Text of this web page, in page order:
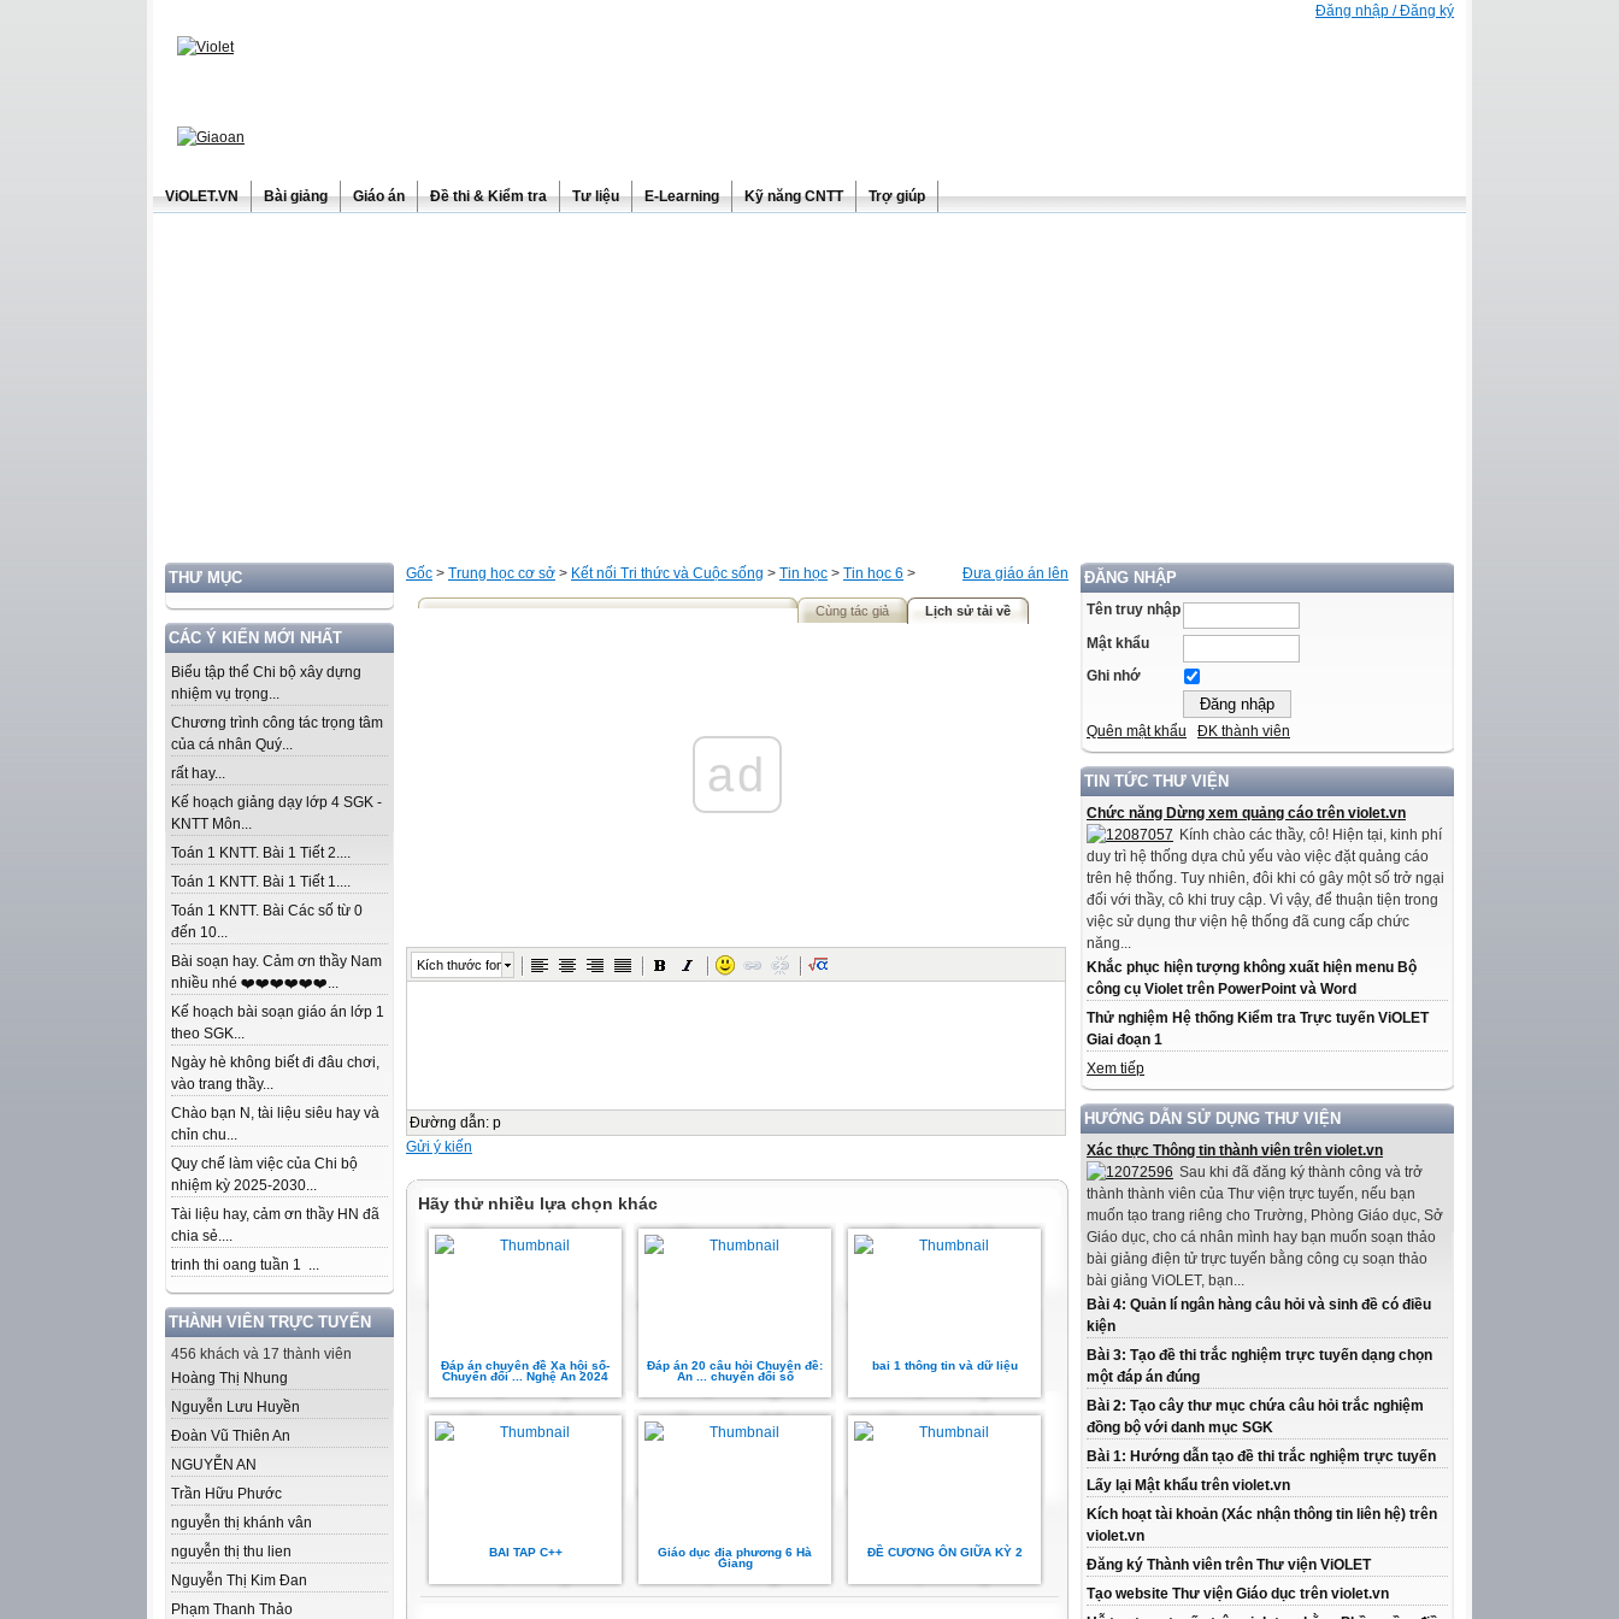
Đăng nhập / Đăng ký
ViOLET.VN Bài giảng Giáo án Đề thi & Kiểm tra Tư liệu E-Learning Kỹ năng CNTT Trợ giúp
THƯ MỤC
CÁC Ý KIẾN MỚI NHẤT
Biểu tập thể Chi bộ xây dựng
nhiệm vụ trọng...
Chương trình công tác trọng tâm
của cá nhân Quý...
rất hay...
Kế hoạch giảng dạy lớp 4 SGK -
KNTT Môn...
Toán 1 KNTT. Bài 1 Tiết 2....
Toán 1 KNTT. Bài 1 Tiết 1....
Toán 1 KNTT. Bài Các số từ 0
đến 10...
Bài soạn hay. Cảm ơn thầy Nam
nhiều nhé ❤️❤️❤️❤️❤️❤️...
Kế hoạch bài soạn giáo án lớp 1
theo SGK...
Ngày hè không biết đi đâu chơi,
vào trang thầy...
Chào bạn N, tài liệu siêu hay và
chỉn chu...
Quy chế làm việc của Chi bộ
nhiệm kỳ 2025-2030...
Tài liệu hay, cảm ơn thầy HN đã
chia sẻ....
trinh thi oang tuần 1 ...
THÀNH VIÊN TRỰC TUYẾN
456 khách và 17 thành viên
Hoàng Thị Nhung
Nguyễn Lưu Huyền
Đoàn Vũ Thiên An
NGUYỄN AN
Trần Hữu Phước
nguyễn thị khánh vân
nguyễn thị thu lien
Nguyễn Thị Kim Đan
Phạm Thanh Thảo
ĐĂNG NHẬP
Tên truy nhập
Mật khẩu
Ghi nhớ
Quên mật khẩu ĐK thành viên
TIN TỨC THƯ VIỆN
Chức năng Dừng xem quảng cáo trên violet.vn
Kính chào các thầy, cô! Hiện tại, kinh phí
duy trì hệ thống dựa chủ yếu vào việc đặt quảng cáo
trên hệ thống. Tuy nhiên, đôi khi có gây một số trở ngại
đối với thầy, cô khi truy cập. Vì vậy, để thuận tiện trong
việc sử dụng thư viện hệ thống đã cung cấp chức
năng...
Khắc phục hiện tượng không xuất hiện menu Bộ
công cụ Violet trên PowerPoint và Word
Thử nghiệm Hệ thống Kiểm tra Trực tuyến ViOLET
Giai đoạn 1
Xem tiếp
HƯỚNG DẪN SỬ DỤNG THƯ VIỆN
Xác thực Thông tin thành viên trên violet.vn
Sau khi đã đăng ký thành công và trở
thành thành viên của Thư viện trực tuyến, nếu bạn
muốn tạo trang riêng cho Trường, Phòng Giáo dục, Sở
Giáo dục, cho cá nhân mình hay bạn muốn soạn thảo
bài giảng điện tử trực tuyến bằng công cụ soạn thảo
bài giảng ViOLET, bạn...
Bài 4: Quản lí ngân hàng câu hỏi và sinh đề có điều
kiện
Bài 3: Tạo đề thi trắc nghiệm trực tuyến dạng chọn
một đáp án đúng
Bài 2: Tạo cây thư mục chứa câu hỏi trắc nghiệm
đồng bộ với danh mục SGK
Bài 1: Hướng dẫn tạo đề thi trắc nghiệm trực tuyến
Lấy lại Mật khẩu trên violet.vn
Kích hoạt tài khoản (Xác nhận thông tin liên hệ) trên
violet.vn
Đăng ký Thành viên trên Thư viện ViOLET
Tạo website Thư viện Giáo dục trên violet.vn
Đưa giáo án lên
Gốc > Trung học cơ sở > Kết nối Tri thức và Cuộc sống > Tin học > Tin học 6 >
Cùng tác giả Lịch sử tải về
ad
Kích thước font
Đường dẫn: p
Gửi ý kiến
Hãy thử nhiều lựa chọn khác
Đáp án chuyên đề Xa hội số-
Chuyển đổi ... Nghệ An 2024
Đáp án 20 câu hỏi Chuyên đề:
An ... chuyển đổi số
bai 1 thông tin và dữ liệu
BAI TAP C++
Giáo dục địa phương 6 Hà
Giang
ĐỀ CƯƠNG ÔN GIỮA KỲ 2